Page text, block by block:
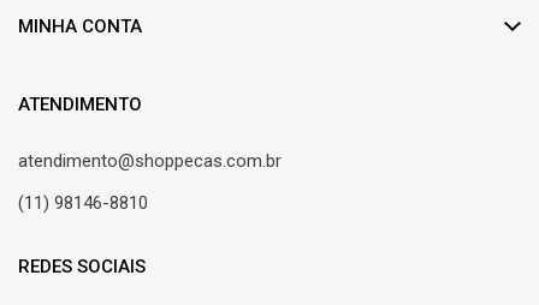
Central de atendimento
MINHA CONTA
Meus Pedidos
Lista de Desejos
ATENDIMENTO
atendimento@shoppecas.com.br
(11) 98146-8810
REDES SOCIAIS